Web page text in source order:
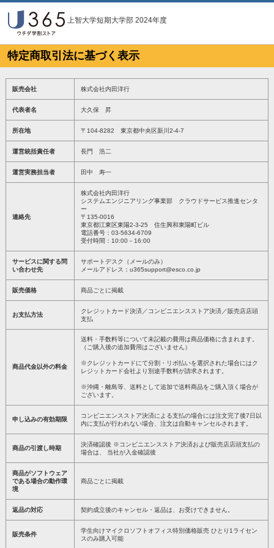
上智大学短期大学部 2024年度
特定商取引法に基づく表示
販売会社 株式会社内田洋行
代表者名 大久保 昇
所在地 〒104-8282 東京都中央区新川2-4-7
運営統括責任者 長門 浩二
運営実務担当者 田中 寿一
連絡先
株式会社内田洋行
システムエンジニアリング事業部 クラウドサービス推進センタ
ー
〒135-0016
東京都江東区東陽2-3-25 住生興和東陽町ビル
電話番号：03-5634-6709
受付時間：10:00－16:00
サービスに関する問
い合わせ先
サポートデスク（メールのみ）
メールアドレス：u365support@esco.co.jp
販売価格 商品ごとに掲載
お支払方法
クレジットカード決済／コンビニエンスストア決済／販売店店頭
支払
商品代金以外の料金
送料・手数料等について未記載の費用は商品価格に含まれます。
（ご購入後の追加費用はございません）
※クレジットカードにて分割・リボ払いを選択された場合にはク
レジットカード会社より別途手数料が請求されます。
※沖縄・離島等、送料として追加で送料商品をご購入頂く場合が
ございます。
申し込みの有効期限
コンビニエンスストア決済による支払の場合には注文完了後7日以
内に支払が行われない場合、注文は自動キャンセルされます。
商品の引渡し時期
決済確認後 ※コンビニエンスストア決済および販売店店頭支払の
場合は、 当社が入金確認後
商品がソフトウェア
である場合の動作環
境
商品ごとに掲載
返品の対応 契約成立後のキャンセル・返品は、お受けできません。
販売条件
学生向けマイクロソフトオフィス特別価格販売 ひとり1ライセン
スのみ購入可能